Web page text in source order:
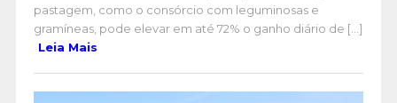
pastagem, como o consórcio com leguminosas e
gramíneas, pode elevar em até 72% o ganho diário de [...]
Leia Mais